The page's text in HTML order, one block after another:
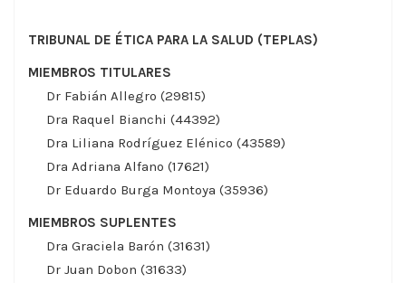
TRIBUNAL DE ÉTICA PARA LA SALUD (TEPLAS)
MIEMBROS TITULARES
Dr Fabián Allegro (29815)
Dra Raquel Bianchi (44392)
Dra Liliana Rodríguez Elénico (43589)
Dra Adriana Alfano (17621)
Dr Eduardo Burga Montoya (35936)
MIEMBROS SUPLENTES
Dra Graciela Barón (31631)
Dr Juan Dobon (31633)